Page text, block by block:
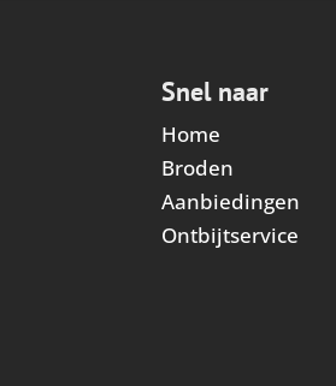
Snel naar
Home
Broden
Aanbiedingen
Ontbijtservice